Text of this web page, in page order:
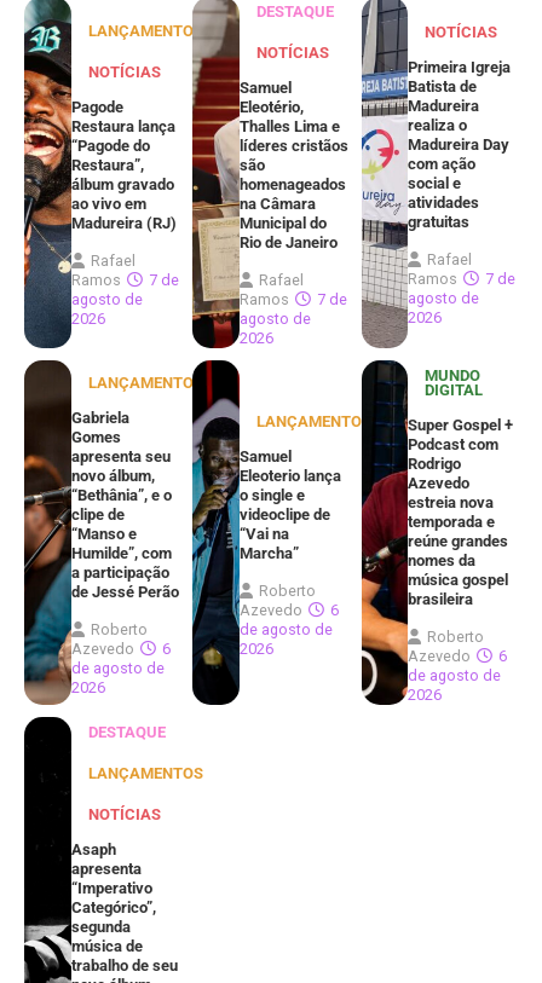
LANÇAMENTOS
NOTÍCIAS
Pagode
Restaura lança
“Pagode do
Restaura”,
álbum gravado
ao vivo em
Madureira (RJ)
Rafael
Ramos
7 de
agosto de
2026
DESTAQUE
NOTÍCIAS
Samuel
Eleotério,
Thalles Lima e
líderes cristãos
são
homenageados
na Câmara
Municipal do
Rio de Janeiro
Rafael
Ramos
7 de
agosto de
2026
NOTÍCIAS
Primeira Igreja
Batista de
Madureira
realiza o
Madureira Day
com ação
social e
atividades
gratuitas
Rafael
Ramos
7 de
agosto de
2026
LANÇAMENTOS
Gabriela
Gomes
apresenta seu
novo álbum,
“Bethânia”, e o
clipe de
“Manso e
Humilde”, com
a participação
de Jessé Perão
Roberto
Azevedo
6
de agosto de
2026
LANÇAMENTOS
Samuel
Eleoterio lança
o single e
videoclipe de
“Vai na
Marcha”
Roberto
Azevedo
6
de agosto de
2026
MUNDO
DIGITAL
Super Gospel +
Podcast com
Rodrigo
Azevedo
estreia nova
temporada e
reúne grandes
nomes da
música gospel
brasileira
Roberto
Azevedo
6
de agosto de
2026
DESTAQUE
LANÇAMENTOS
NOTÍCIAS
Asaph
apresenta
“Imperativo
Categórico”,
segunda
música de
trabalho de seu